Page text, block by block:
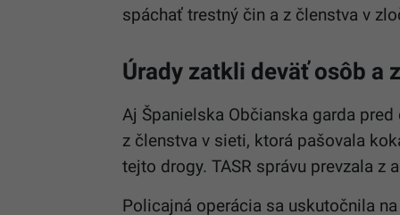
spáchať trestný čin a z členstva v
Úrady zatkli deväť osôb a
Aj Španielska Občianska garda
z členstva v sieti, ktorá pašovala
tejto drogy. TASR správu prevzala z
Policajná operácia sa uskutočnila